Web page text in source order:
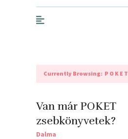
Currently Browsing: POKET
Van már POKET
zsebkönyvetek?
Dalma